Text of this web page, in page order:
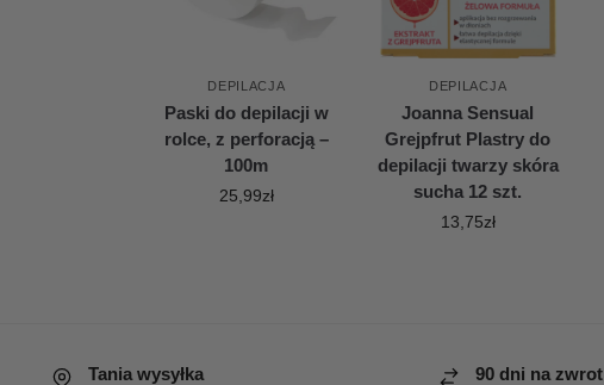
DEPILACJA
Paski do depilacji w
rolce, z perforacją –
100m
25,99zł
DEPILACJA
Joanna Sensual
Grejpfrut Plastry do
depilacji twarzy skóra
sucha 12 szt.
13,75zł
Tania wysyłka 90 dni na zwrot